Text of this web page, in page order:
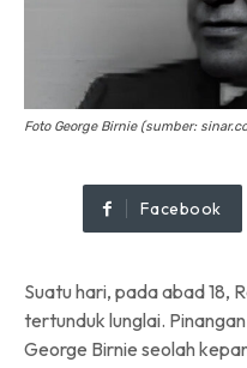
Foto George Birnie (sumber:
Facebook
Suatu hari, pada abad 18,
tertunduk lunglai.
George Birnie seolah